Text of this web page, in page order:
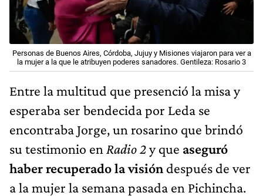
Personas de Buenos Aires, Córdoba, Jujuy y Misiones viajaron para ver a
la mujer a la que le atribuyen poderes sanadores. Gentileza: Rosario 3
Entre la multitud que presenció la misa y
esperaba ser bendecida por Leda se
encontraba Jorge, un rosarino que brindó
su testimonio en Radio 2y que aseguró
haber recuperado la visión después de ver
a la mujer la semana pasada en Pichincha.